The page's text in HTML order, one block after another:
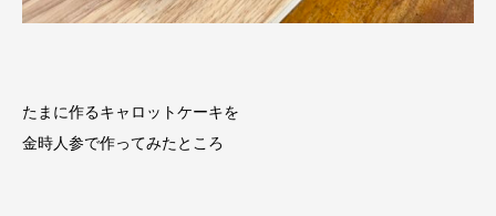
たまに作るキャロットケーキを
金時人参で作ってみたところ